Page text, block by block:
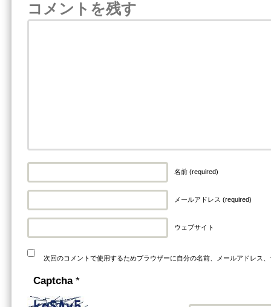
コメントを残す
名前 (required)
メールアドレス (required)
ウェブサイト
次回のコメントで使用するためブラウザーに自分の名前、メールアドレス
Captcha *